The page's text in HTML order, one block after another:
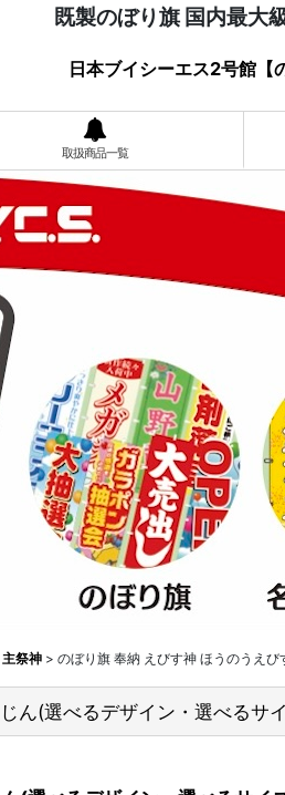
既製のぼり旗 国内最大
日本ブイシーエス2号館
取扱商品一覧
主祭神 > のぼり旗 奉納 えびす神 ほうのうえ
ん(選べるデザイン・選べるサ